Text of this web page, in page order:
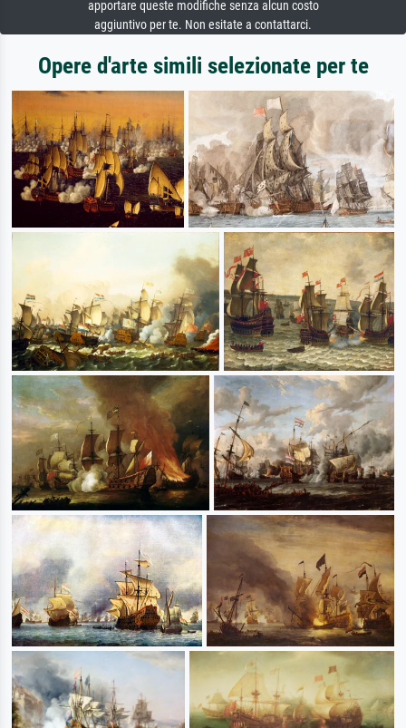
apportare queste modifiche senza alcun costo
aggiuntivo per te. Non esitate a contattarci.
Opere d'arte simili selezionate per te